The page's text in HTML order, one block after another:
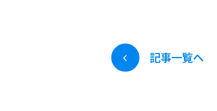
記事一覧へ